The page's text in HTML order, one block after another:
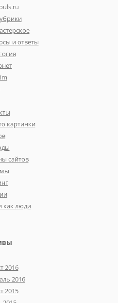
и ответы
картинки
сайтов
как люди
2016
2016
2015